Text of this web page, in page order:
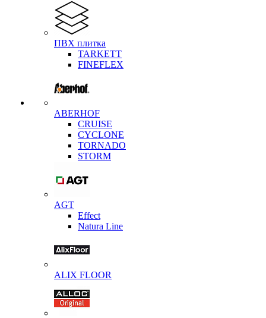
ПВХ плитка
TARKETT
FINEFLEX
ABERHOF
CRUISE
CYCLONE
TORNADO
STORM
AGT
Effect
Natura Line
ALIX FLOOR